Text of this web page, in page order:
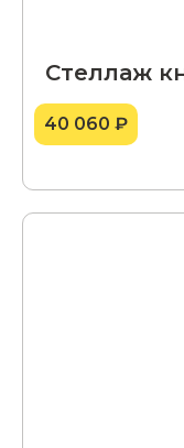
Стеллаж
40 060 ₽